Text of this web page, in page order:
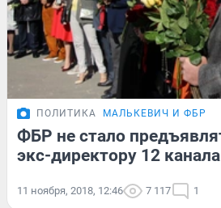
ПОЛИТИКА МАЛЬКЕВИЧ И ФБР
ФБР не стало
экс-директору 12 канала
11 ноября, 2018, 12:46 7 117 1